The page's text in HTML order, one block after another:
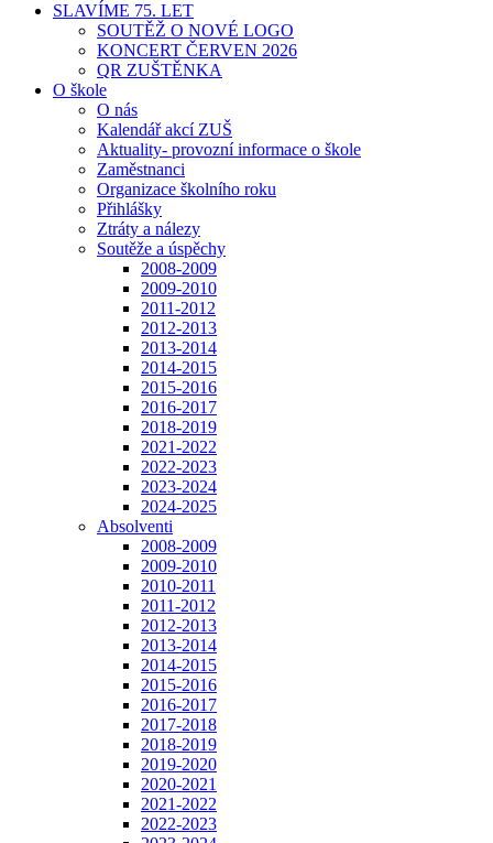
SLAVÍME 75. LET
SOUTĚŽ O NOVÉ LOGO
KONCERT ČERVEN 2026
QR ZUŠTĚNKA
O škole
O nás
Kalendář akcí ZUŠ
Aktuality- provozní informace o škole
Zaměstnanci
Organizace školního roku
Přihlášky
Ztráty a nálezy
Soutěže a úspěchy
2008-2009
2009-2010
2011-2012
2012-2013
2013-2014
2014-2015
2015-2016
2016-2017
2018-2019
2021-2022
2022-2023
2023-2024
2024-2025
Absolventi
2008-2009
2009-2010
2010-2011
2011-2012
2012-2013
2013-2014
2014-2015
2015-2016
2016-2017
2017-2018
2018-2019
2019-2020
2020-2021
2021-2022
2022-2023